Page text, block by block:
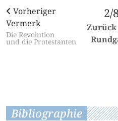
Vorheriger
Vermerk
Die Revolution
und die Protestanten
2/8
Zurück
Bibliographie